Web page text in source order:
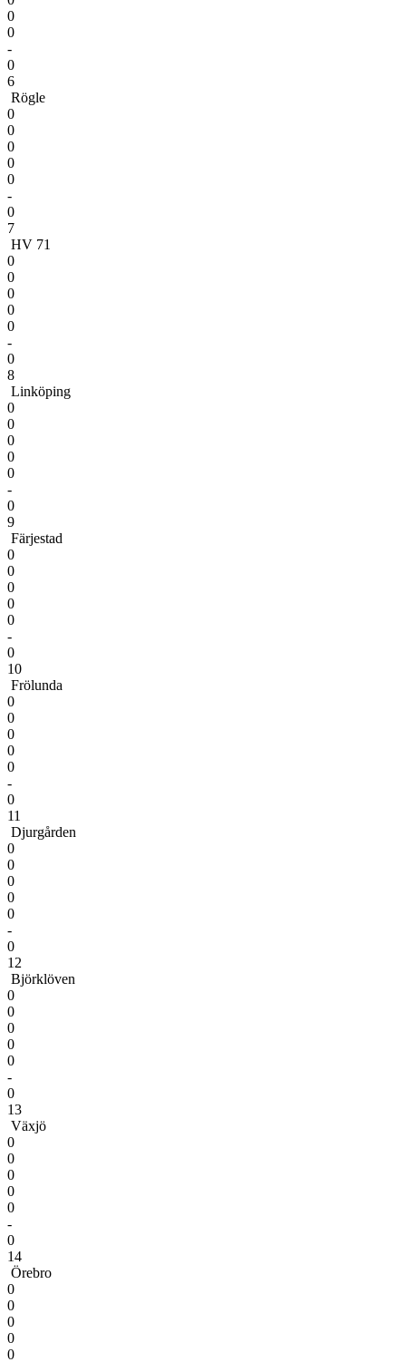
0
0
-
0
6
Rögle
0
0
0
0
0
-
0
7
HV 71
0
0
0
0
0
-
0
8
Linköping
0
0
0
0
0
-
0
9
Färjestad
0
0
0
0
0
-
0
10
Frölunda
0
0
0
0
0
-
0
11
Djurgården
0
0
0
0
0
-
0
12
Björklöven
0
0
0
0
0
-
0
13
Växjö
0
0
0
0
0
-
0
14
Örebro
0
0
0
0
0